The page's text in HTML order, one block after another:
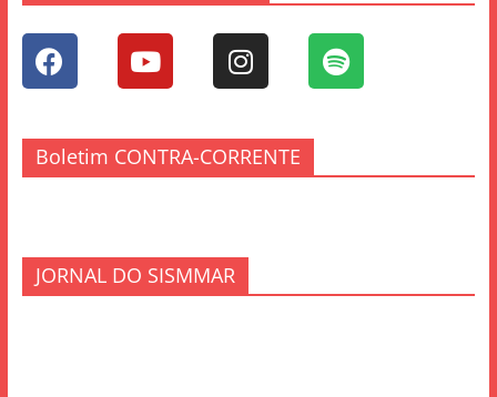
Boletim CONTRA-CORRENTE
JORNAL DO SISMMAR